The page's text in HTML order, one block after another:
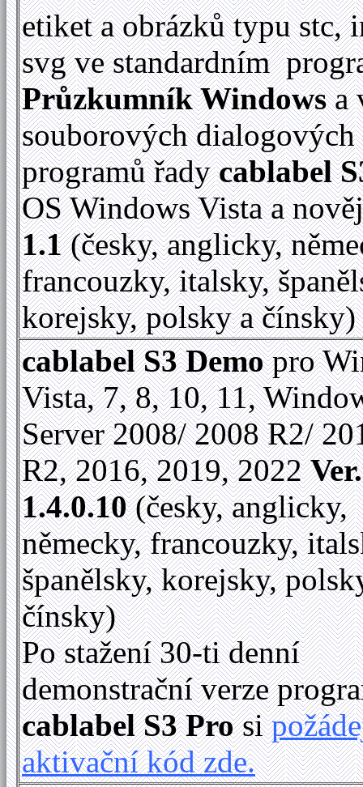
etiket a obrázků typu stc,
svg ve standardním
Průzkumník Windowsa
souborových dialogových
programů řadycablabel
OS Windows Vista a
1.1(česky, anglicky,
francouzky, italsky,
korejsky, polsky a čínsky)
cablabel S3 Demopro
Vista, 7, 8, 10, 11,
Server 2008/ 2008 R2/
R2, 2016, 2019, 2022Ver.
1.4.0.10(česky, anglicky,
německy, francouzky,
španělsky, korejsky,
čínsky)
Po stažení 30-ti denní
demonstrační verze
cablabel S3 Prosi
aktivační kód zde.